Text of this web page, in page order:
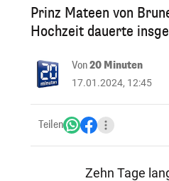
Prinz Mateen von
Hochzeit dauerte
Von20 Minuten
17.01.2024, 12:45
Teilen
Zehn Tage